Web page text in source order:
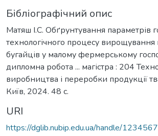
Бібліографічний опис
Матяш І.С. Обґрунтування параметрів
технологічного процесу вирощування
бугайців у малому фермерському
дипломна робота ... магістра : 204
виробництва і переробки продукції
Київ, 2024. 48 с.
URI
https://dglib.nubip.edu.ua/handle/